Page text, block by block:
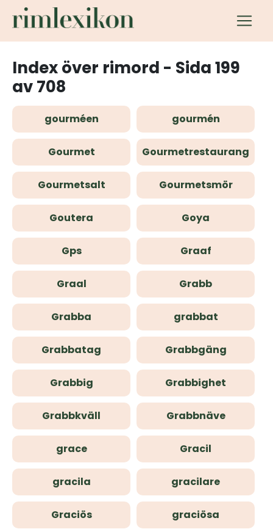
Index över rimord - Sida 199
av 708
gourméen gourmén
Gourmet Gourmetrestaurang
Gourmetsalt Gourmetsmör
Goutera Goya
Gps Graaf
Graal Grabb
Grabba grabbat
Grabbatag Grabbgäng
Grabbig Grabbighet
Grabbkväll Grabbnäve
grace Gracil
gracila gracilare
Graciös graciösa